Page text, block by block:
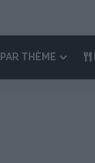
THÈME